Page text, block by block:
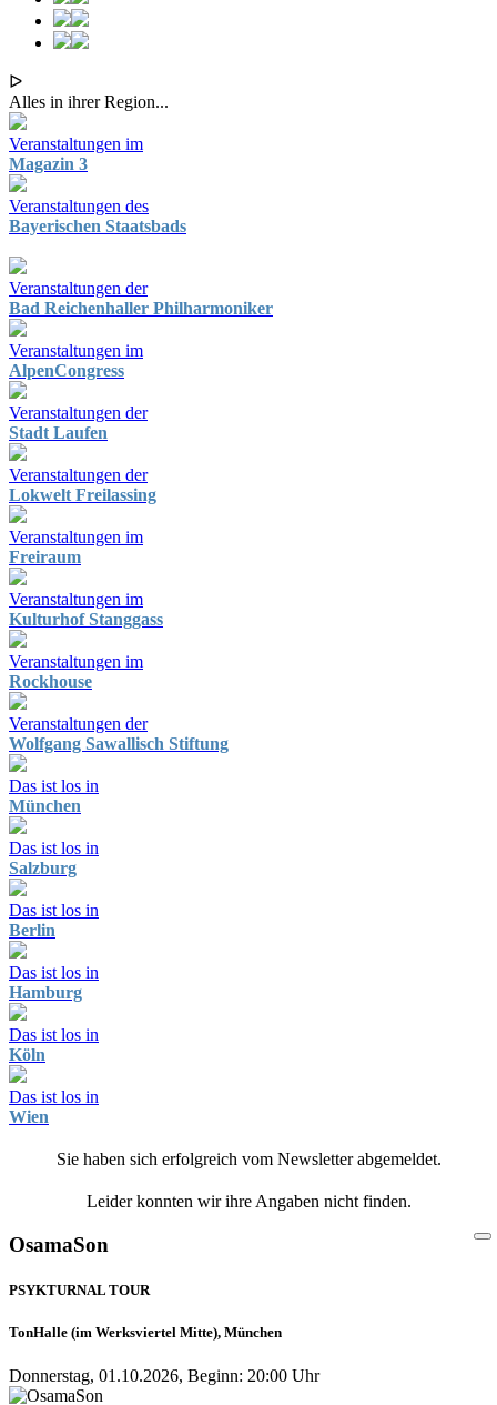
ᐅ
Alles in ihrer Region...
Veranstaltungen im
Magazin 3
Veranstaltungen des
Bayerischen Staatsbads
Veranstaltungen der
Bad Reichenhaller Philharmoniker
Veranstaltungen im
AlpenCongress
Veranstaltungen der
Stadt Laufen
Veranstaltungen der
Lokwelt Freilassing
Veranstaltungen im
Freiraum
Veranstaltungen im
Kulturhof Stanggass
Veranstaltungen im
Rockhouse
Veranstaltungen der
Wolfgang Sawallisch Stiftung
Das ist los in
München
Das ist los in
Salzburg
Das ist los in
Berlin
Das ist los in
Hamburg
Das ist los in
Köln
Das ist los in
Wien
Sie haben sich erfolgreich vom Newsletter abgemeldet.
Leider konnten wir ihre Angaben nicht finden.
OsamaSon
PSYKTURNAL TOUR
TonHalle (im Werksviertel Mitte), München
Donnerstag, 01.10.2026, Beginn: 20:00 Uhr